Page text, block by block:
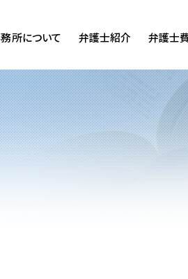
所について 弁護士紹介 弁護士